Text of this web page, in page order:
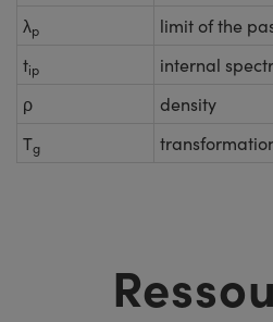
λp
limit of the
tip internal
ρ
density
Tg